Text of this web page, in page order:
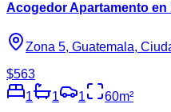
Acogedor Apartamento en
Zona 5, Guatemala,
$563
1
1 1 60m²